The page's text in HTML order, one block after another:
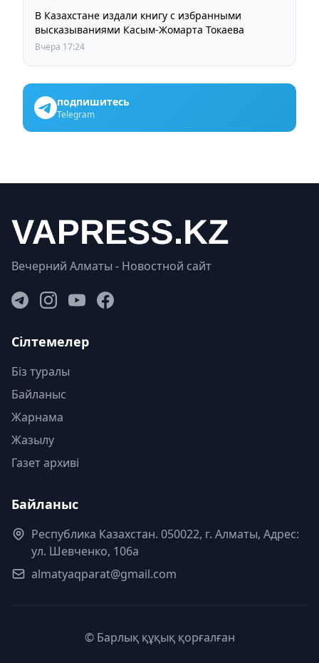
В Казахстане издали книгу с избранными
высказываниями Касым-Жомарта Токаева
Вчера 17:24
подпишитесь
Telegram
Вечерний Алматы - Новостной сайт
Сілтемелер
Біз туралы
Байланыс
Жарнама
Жазылу
Газет архиві
Байланыс
Республика Казахстан. 050022, г. Алматы, Адрес:
ул. Шевченко, 106а
almatyaqparat@gmail.com
© Барлық құқық қорғалған